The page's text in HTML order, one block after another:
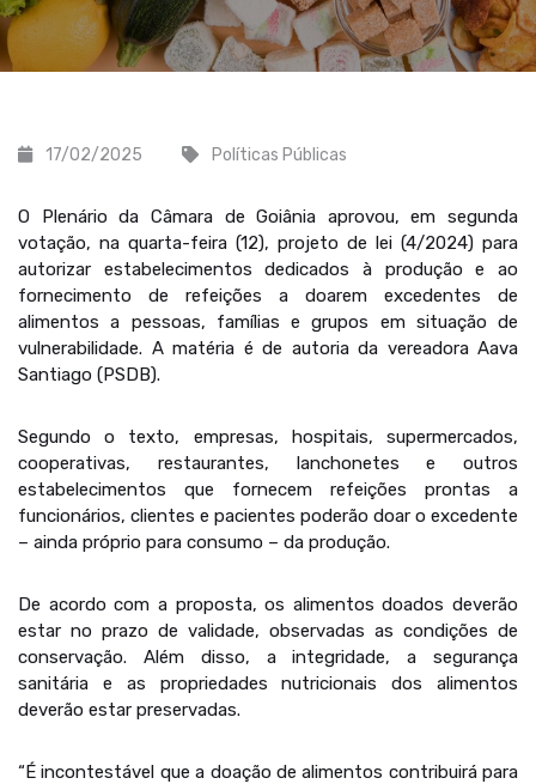
17/02/2025 Políticas Públicas
O Plenário da Câmara de Goiânia aprovou, em segunda
votação, na quarta-feira (12), projeto de lei (4/2024) para
autorizar estabelecimentos dedicados à produção e ao
fornecimento de refeições a doarem excedentes de
alimentos a pessoas, famílias e grupos em situação de
vulnerabilidade. A matéria é de autoria da vereadora Aava
Santiago (PSDB).
Segundo o texto, empresas, hospitais, supermercados,
cooperativas, restaurantes, lanchonetes e outros
estabelecimentos que fornecem refeições prontas a
funcionários, clientes e pacientes poderão doar o excedente
– ainda próprio para consumo – da produção.
De acordo com a proposta, os alimentos doados deverão
estar no prazo de validade, observadas as condições de
conservação. Além disso, a integridade, a segurança
sanitária e as propriedades nutricionais dos alimentos
deverão estar preservadas.
“É incontestável que a doação de alimentos contribuirá para